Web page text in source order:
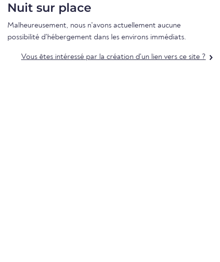
Nuit sur place
Malheureusement, nous n'avons actuellement aucune
possibilité d'hébergement dans les environs immédiats.
Vous êtes intéressé par la création d'un lien vers ce site ?